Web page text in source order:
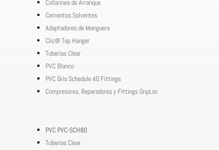
Collarines de Arranque
Cementos Solventes
Adaptadores de Manguera
Clic® Top Hanger
Tuberías Clear
PVC Blanco
PVC Gris Schedule 40 Fittings
Compresores, Reparadores y Fittings GripLoc
PVC PVC-SCH80
Tuberías Clear